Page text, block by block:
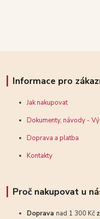
Informace pro
Jak nakupovat
Dokumenty, návody -
Doprava a platba
Kontakty
Proč nakupovat u
Dopravanad 1 300 Kč